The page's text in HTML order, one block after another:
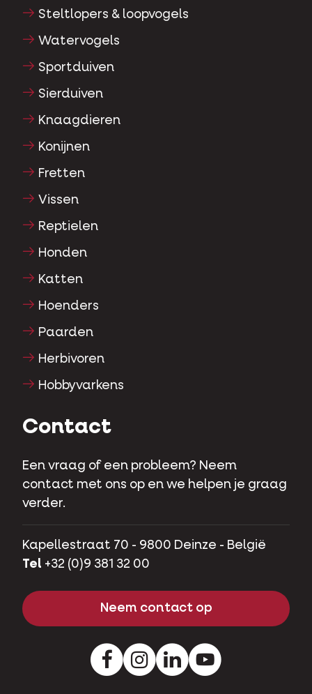
Steltlopers & loopvogels
Watervogels
Sportduiven
Sierduiven
Knaagdieren
Konijnen
Fretten
Vissen
Reptielen
Honden
Katten
Hoenders
Paarden
Herbivoren
Hobbyvarkens
Contact
Een vraag of een probleem? Neem
contact met ons op en we helpen je graag
verder.
Kapellestraat 70 - 9800 Deinze - België
Tel +32 (0)9 381 32 00
Neem contact op
FacebookInstagramLinkedInYoutube